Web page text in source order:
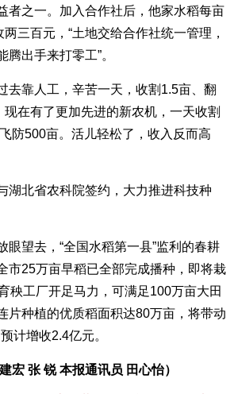
之一。加入合作社后，他家水稻每亩
三百元，“土地交给合作社统一管理，
出手来打零工”。
靠人工，辛苦一天，收割1.5亩、翻
在有了更加先进的新农机，一天收割
防500亩。活儿轻松了，收入反而高
北省农科院签约，大力推进科技种
望去，“全国水稻第一县”监利的春耕
25万亩早稻已全部完成播种，即将栽
秧工厂开足马力，可满足100万亩大田
片种植的优质稻面积达80万亩，将带动
计增收2.4亿元。
宏 张 锐 本报通讯员 田心怡）